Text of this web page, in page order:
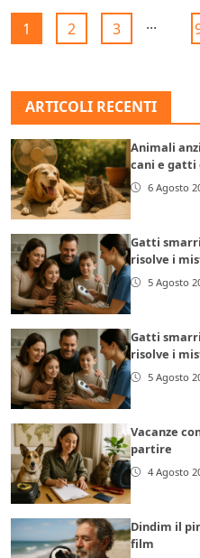
1 2 3 ...
ARTICOLI RECENTI
Animali
cani e gatti
6 Agosto
Gatti
risolve i
5 Agosto
Gatti
risolve i
5 Agosto
Vacanze
partire
4 Agosto
Dindim il
film